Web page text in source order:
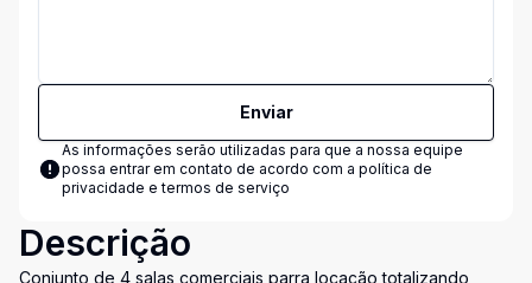
Enviar
As informações serão utilizadas para que a nossa equipe
possa entrar em contato de acordo com a política de
privacidade e termos de serviço
Descrição
Conjunto de 4 salas comerciais parra locação totalizando